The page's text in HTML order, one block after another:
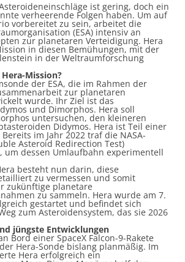
ist gering, doch ein
verheerende Folgen haben. Um auf
vorbereitet zu sein, arbeitet die
(ESA) intensiv an
zur planetaren Verteidigung. Hera
in diesen Bemühungen, mit der
in der Weltraumforschung
Mission?
der ESA, die im Rahmen der
zur planetaren
wurde. Ihr Ziel ist das
und Dimorphos. Hera soll
untersuchen, den kleineren
Didymos. Hera ist Teil einer
im Jahr 2022 traf die NASA-
Asteroid Redirection Test)
um dessen Umlaufbahn experimentell
besteht nun darin, diese
zu vermessen und somit
zukünftige planetare
zu sammeln. Hera wurde am 7.
gestartet und befindet sich
zum Asteroidensystem, das sie 2026
jüngste Entwicklungen
Bord einer SpaceX Falcon-9-Rakete
Hera-Sonde bislang planmäßig. Im
Hera erfolgreich ein